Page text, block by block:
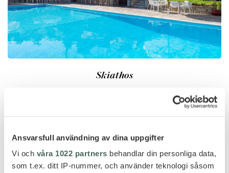
Ansvarsfull användning av dina uppgifter
Vi och våra 1022 partners behandlar din personliga data,
som t.ex. ditt IP-nummer, och använder teknologi såsom
Skiathos